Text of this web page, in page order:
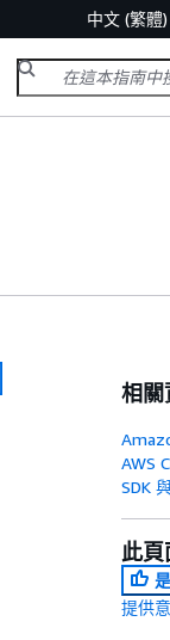
中文 (繁體)
相關
AWS
SDK
此頁
是
提供